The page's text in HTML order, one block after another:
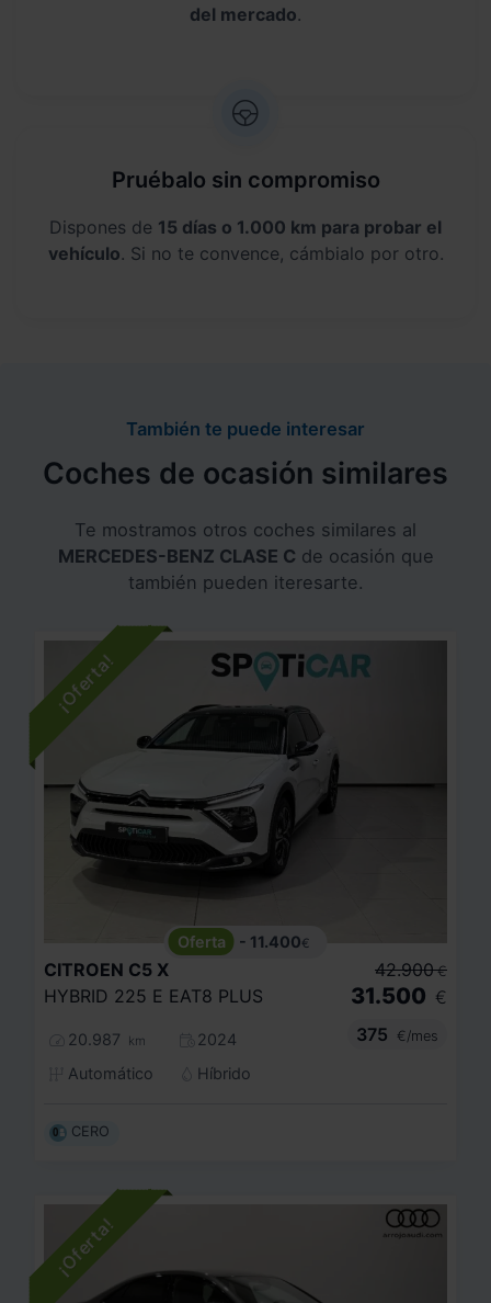
del mercado.
Pruébalo sin compromiso
Dispones de 15 días o 1.000 km para probar el
vehículo. Si no te convence, cámbialo por otro.
También te puede interesar
Coches de ocasión similares
Te mostramos otros coches similares al
MERCEDES-BENZ CLASE C de ocasión que
también pueden iteresarte.
- 11.400€
CITROEN C5 X
HYBRID 225 E EAT8 PLUS
20.987 km
2024
Automático
Híbrido
42.900 €
31.500 €
375
€/mes
CERO